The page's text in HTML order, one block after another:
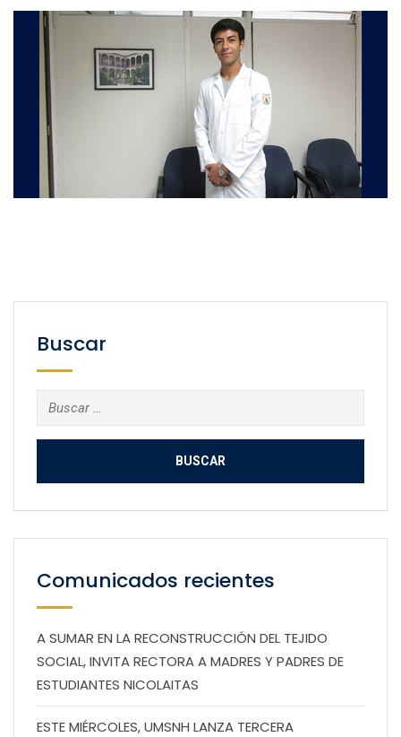
Buscar
Buscar:
Comunicados recientes
A SUMAR EN LA RECONSTRUCCIÓN DEL TEJIDO
SOCIAL, INVITA RECTORA A MADRES Y PADRES DE
ESTUDIANTES NICOLAITAS
ESTE MIÉRCOLES, UMSNH LANZA TERCERA